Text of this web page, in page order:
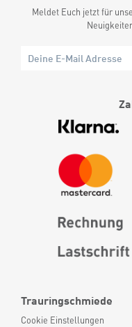
Trauringschmiede
Cookie Einstellungen
Meldet Euch jetzt für